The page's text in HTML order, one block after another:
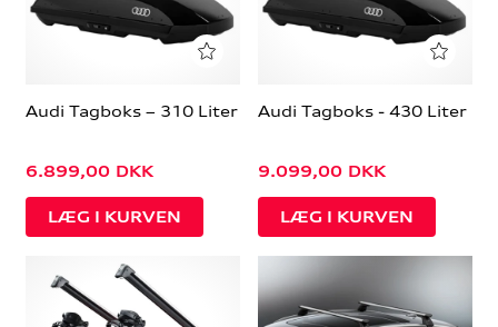
Audi Tagboks – 310 Liter
6.899,00 DKK
Audi Tagboks - 430 Liter
9.099,00 DKK